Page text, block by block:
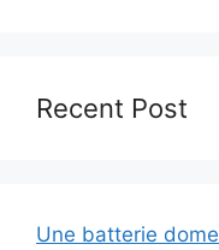
Recent Post
Une batterie